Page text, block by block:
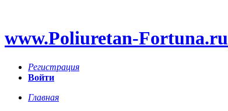
www.Poliuretan-Fortuna.ru
Регистрация
Войти
Главная